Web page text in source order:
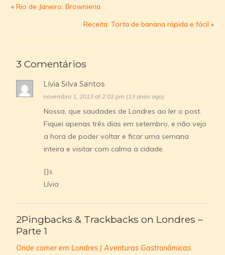
«Rio de Janeiro: Brownieria
Receita: Torta de banana rápida e fácil »
3 Comentários
Lívia Silva Santos
novembro 1, 2013 at 2:02 pm (13 anos ago)
Nossa, que saudades de Londres ao ler o post.
Fiquei apenas três dias em setembro, e não vejo
a hora de poder voltar e ficar uma semana
inteira e visitar com calma a cidade.
[]s
Lívia
2Pingbacks & Trackbacks on Londres –
Parte 1
Onde comer em Londres | Aventuras Gastronômicas